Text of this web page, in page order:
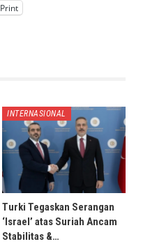
Print
INTERNASIONAL
Turki Tegaskan Serangan
‘Israel’ atas Suriah Ancam
Stabilitas &…